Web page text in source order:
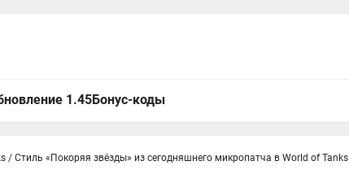
1.45Бонус-коды
/ Стиль «Покоряя звёзды» из сегодняшнего микропатча в World of Tanks